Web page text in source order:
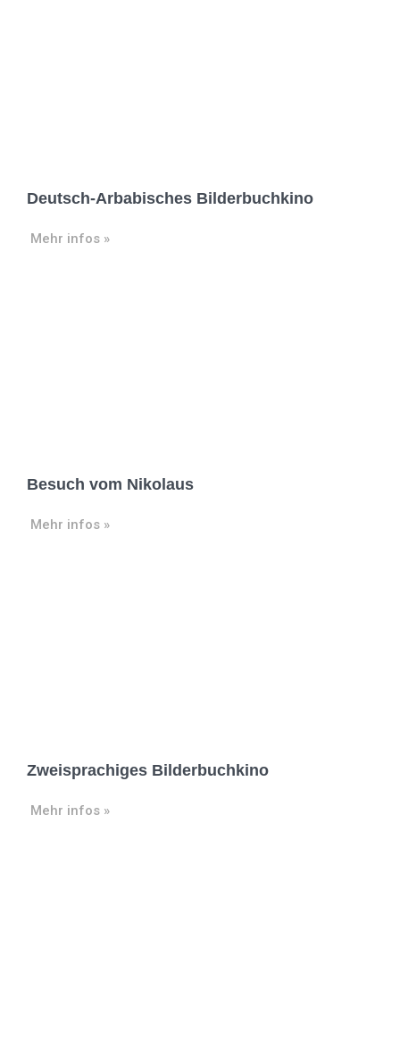
Deutsch-Arbabisches Bilderbuchkino
Mehr infos »
Besuch vom Nikolaus
Mehr infos »
Zweisprachiges Bilderbuchkino
Mehr infos »